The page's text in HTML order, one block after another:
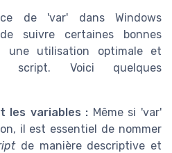
de 'var' dans Windows
suivre certaines bonnes
une utilisation optimale et
script. Voici quelques
les variables : Même si 'var'
il est essentiel de nommer
de manière descriptive et